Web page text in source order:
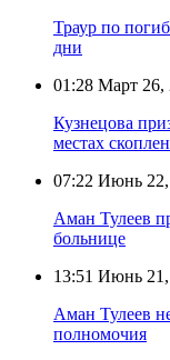
Траур по
дни
01:28 Март 26,
Кузнецова
местах
07:22 Июнь 22,
Аман Тулеев
больнице
13:51 Июнь 21,
Аман Тулеев
полномочия